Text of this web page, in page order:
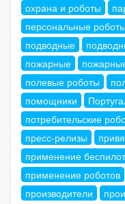
охрана и роботы
персональные
подводные
пожарные
полевые роботы
помощники
потребительские
пресс-релизы
применение
применение роботов
производители